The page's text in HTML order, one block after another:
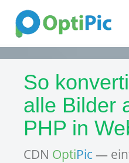
So
alle Bilder
PHP in
CDN OptiPic —